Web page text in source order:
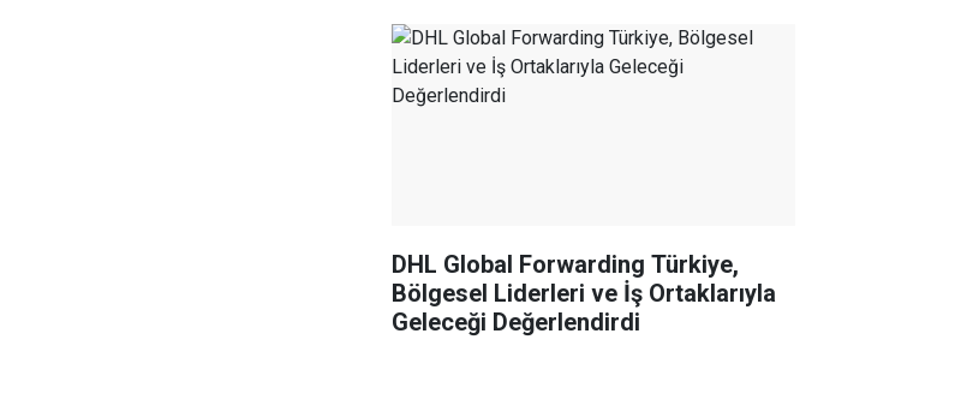
DHL Global Forwarding Türkiye,
Bölgesel Liderleri ve İş Ortaklarıyla
Geleceği Değerlendirdi